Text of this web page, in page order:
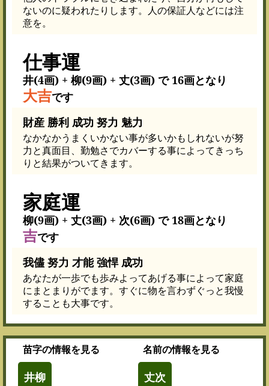
ないのに疑われたりします。人の保証人などには注
意を。
仕事運
井(4画) + 柳(9画) + 丈(3画) で 16画となり
大吉です
財産 勝利 成功 努力 魅力
なかなかうまくいかない事が多いかもしれないが努
力と真面目、勤勉さでカバーする事によってきっち
りと結果がついてきます。
家庭運
柳(9画) + 丈(3画) + 次(6画) で 18画となり
吉です
我儘 努力 才能 強悍 成功
あなたが一歩でも歩みよってあげる事によって家庭
にまとまりがでます。すぐに物を言わずぐっと我慢
することも大事です。
苗字の情報を見る
井柳
名前の情報を見る
丈次